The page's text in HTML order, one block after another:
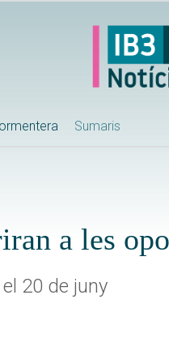
Sumaris
a les
20 de juny